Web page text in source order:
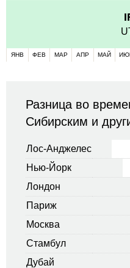
ЯНВ ФЕВ МАР АПР МАЙ
Разница во
Сибирским и
Лос-Анджелес
Нью-Йорк
Лондон
Париж
Москва
Стамбул
Дубай